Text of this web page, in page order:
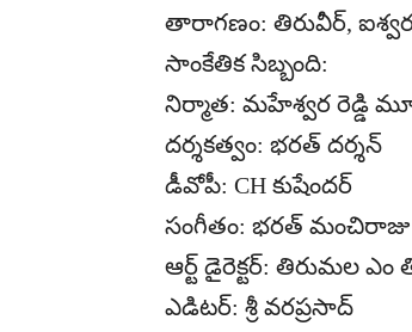
తారాగణం: తిరువీర్,
సాంకేతిక సిబ్బంది:
నిర్మాత: మహేశ్వర రెడ్డి
దర్శకత్వం: భరత్ దర్శన్
డీవోపీ: CH కుషేందర్
సంగీతం: భరత్ మంచిరాజు
ఆర్ట్ డైరెక్టర్: తిరుమల ఎం
ఎడిటర్: శ్రీ వరప్రసాద్